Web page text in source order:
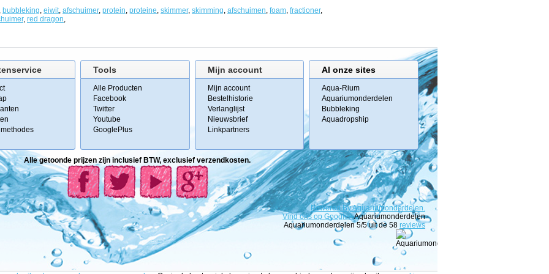
, bubbleking, eiwit, afschuimer, protein, proteine, skimmer, skimming, afschuimen, foam, fractioner,
, red dragon,
Tools
Alle Producten
Facebook
Twitter
Youtube
GooglePlus
Mijn account
Mijn account
Bestelhistorie
Verlanglijst
Nieuwsbrief
Linkpartners
Al onze sites
Aqua-Rium
Aquariumonderdelen
Bubbleking
Aquadropship
Alle getoonde prijzen zijn inclusief BTW, exclusief verzendkosten.
PoweredByAquariumonderdelen.
Vind ons op Google+Aquariumonderdelen
Aquariumonderdelen 5/5 uit de 58 reviews